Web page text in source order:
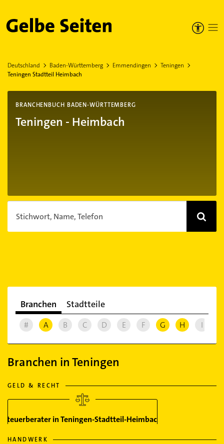
Gelbe Seiten
Deutschland Baden-Württemberg Emmendingen
Teningen
Teningen Stadtteil Heimbach
BRANCHENBUCH BADEN-WÜRTTEMBERG
Teningen - Heimbach
Stichwort, Name, Telefon
Branchen Stadtteile
# A B C D E F G H I
Branchen in Teningen
GELD & RECHT
Steuerberater in Teningen-Stadtteil-Heimbach
HANDWERK